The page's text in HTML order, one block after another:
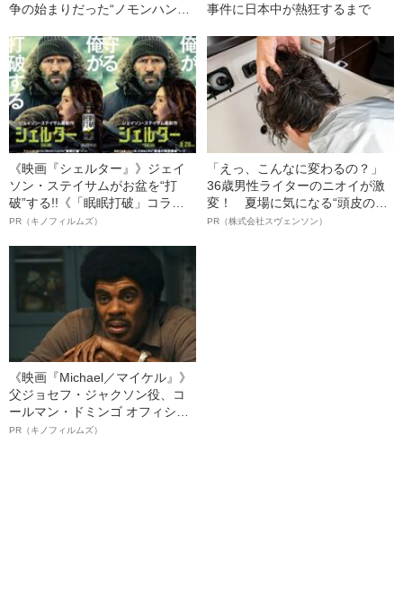
争の始まりだった“ノモンハン事
事件に日本中が熱狂するまで
《映画『シェルター』》ジェイ
ソン・ステイサムがお盆を“打
破”する!!《「眠眠打破」コラ
ボ》
PR（キノフィルムズ）
「えっ、こんなに変わるの？」
36歳男性ライターのニオイが激
変！ 夏場に気になる“頭皮のニ
オイ”や“ベタつき”を解消す
PR（株式会社スヴェンソン）
《映画『Michael／マイケル』》
父ジョセフ・ジャクソン役、コ
ールマン・ドミンゴ オフィシャ
ルインタビュー“観客を魅了した
PR（キノフィルムズ）